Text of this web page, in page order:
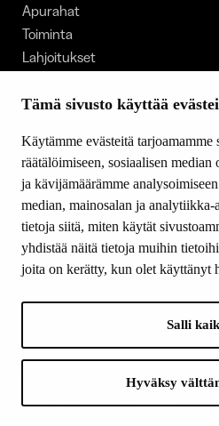
Tämä sivusto käyttää
Käytämme evästeitä tarjoamamme
räätälöimiseen, sosiaalisen
ja kävijämäärämme
median, mainosalan ja
tietoja siitä, miten käytät
yhdistää näitä tietoja muihin
joita on kerätty, kun olet käyttänyt
Salli
Hyväksy
Apurahat
Toiminta
Lahjoitukset
Ajankohtaista
Yhteystiedot
SEURAA MEITÄ
Facebook
Instagram
LinkedIn
Suomen Kulttuurirahasto: